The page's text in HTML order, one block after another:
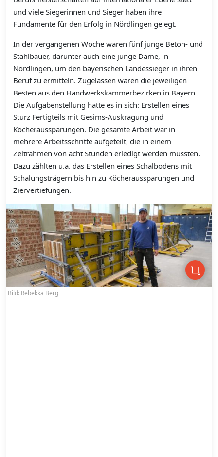
und viele Siegerinnen und Sieger haben ihre
Fundamente für den Erfolg in Nördlingen gelegt.
In der vergangenen Woche waren fünf junge Beton- und
Stahlbauer, darunter auch eine junge Dame, in
Nördlingen, um den bayerischen Landessieger in ihren
Beruf zu ermitteln. Zugelassen waren die jeweiligen
Besten aus den Handwerkskammerbezirken in Bayern.
Die Aufgabenstellung hatte es in sich: Erstellen eines
Sturz Fertigteils mit Gesims-Auskragung und
Köcheraussparungen. Die gesamte Arbeit war in
mehrere Arbeitsschritte aufgeteilt, die in einem
Zeitrahmen von acht Stunden erledigt werden mussten.
Dazu zählten u.a. das Erstellen eines Schalbodens mit
Schalungsträgern bis hin zu Köcheraussparungen und
Ziervertiefungen.
Bild: Rebekka Berg